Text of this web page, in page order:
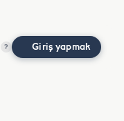
? Giriş yapmak